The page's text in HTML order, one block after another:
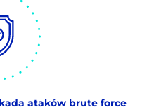
ataków brute force